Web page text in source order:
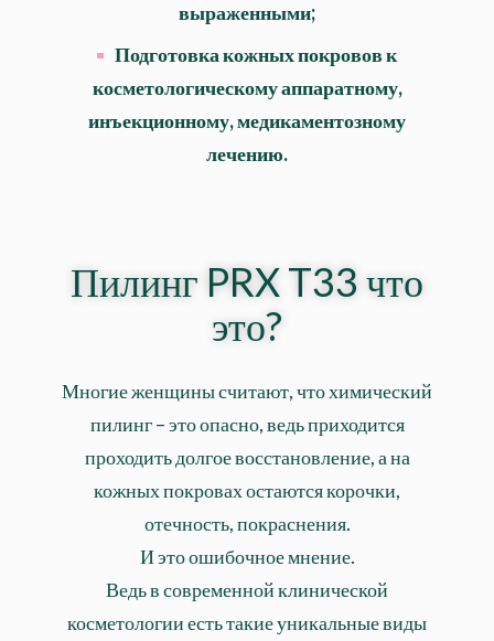
выраженными;
Подготовка кожных покровов к
косметологическому аппаратному,
инъекционному, медикаментозному
лечению.
Пилинг PRX T33 что
это?
Многие женщины считают, что химический
пилинг – это опасно, ведь приходится
проходить долгое восстановление, а на
кожных покровах остаются корочки,
отечность, покраснения.
И это ошибочное мнение.
Ведь в современной клинической
косметологии есть такие уникальные виды